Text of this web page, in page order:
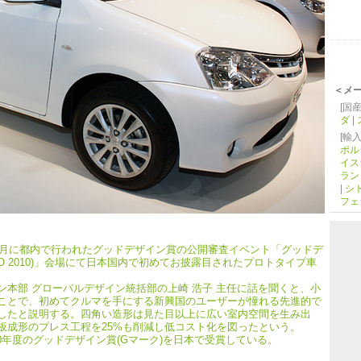
都内で行われたグッドデザイン賞の公開審査イベント「グッドデ
2010)」会場にて日本国内で初めてお披露目されたプロトタイプ車
部 グローバルデザイン統括部の上崎 浩子 主任に話を聞くと、小
とで、初めてクルマを手にする新興国のユーザーが憧れる先進的で
と説明する。四角い造形は見た目以上に広い室内空間を生み出
形のプレス工程を25%も削減し低コスト化を図ったという。
度のグッドデザイン賞(Gマーク)を日本で受賞している。
＜メ
[国
ダ
[輸
ポ
イ
ラ
シ
フ